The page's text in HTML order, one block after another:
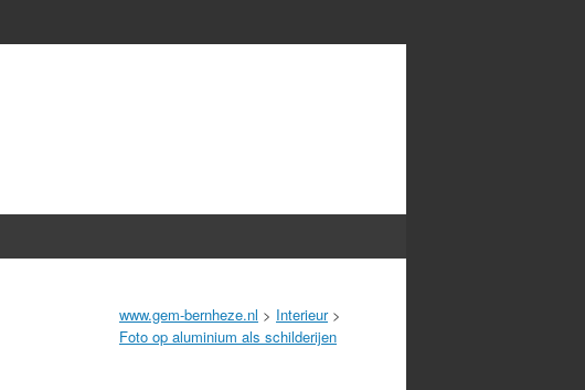
www.gem-bernheze.nl > Interieur>
Foto op aluminium als schilderijen